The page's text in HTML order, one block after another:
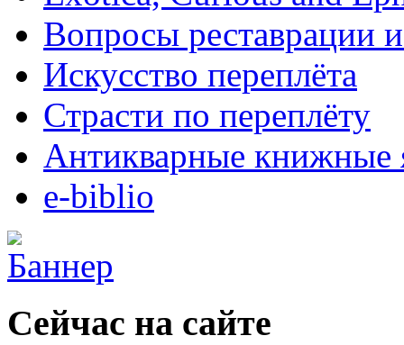
Вопросы реставрации
Искусство переплёта
Страсти по переплёту
Антикварные книжные
e-biblio
Сейчас на сайте